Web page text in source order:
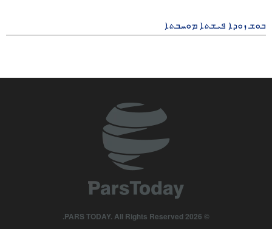
ܒܘܫ ܙܘܕܐ ܦܝܫܬܐ ܡܘܚܒܬܐ
© 2026 PARS TODAY. All Rights Reserved.